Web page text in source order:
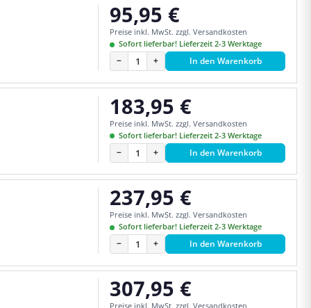
Regulärer Preis:
95,95 €
Preise inkl. MwSt. zzgl. Versandkosten
Sofort lieferbar! Lieferzeit 2-3 Werktage
− + In den Warenkorb
Regulärer Preis:
183,95 €
Preise inkl. MwSt. zzgl. Versandkosten
Sofort lieferbar! Lieferzeit 2-3 Werktage
− + In den Warenkorb
Regulärer Preis:
237,95 €
Preise inkl. MwSt. zzgl. Versandkosten
Sofort lieferbar! Lieferzeit 2-3 Werktage
− + In den Warenkorb
Regulärer Preis:
307,95 €
Preise inkl. MwSt. zzgl. Versandkosten